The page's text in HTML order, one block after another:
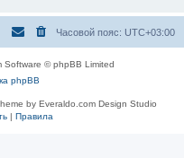
Часовой пояс: UTC+03:00
Software © phpBB Limited
phpBB
by Everaldo.com Design Studio
| Правила